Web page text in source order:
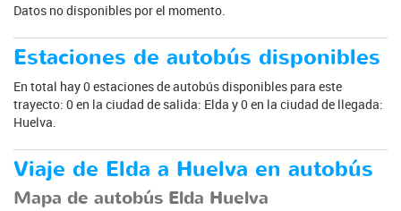
Datos no disponibles por el momento.
Estaciones de autobús disponibles
En total hay 0 estaciones de autobús disponibles para este
trayecto: 0 en la ciudad de salida: Elda y 0 en la ciudad de llegada:
Huelva.
Viaje de Elda a Huelva en autobús
Mapa de autobús Elda Huelva